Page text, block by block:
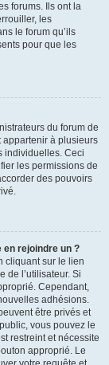
forums. Ils ont la
les
le forum qu’ils
pour que les
du forum de
à plusieurs
individuelles. Ceci
les permissions de
des pouvoirs
en rejoindre un ?
cliquant sur le lien
de l’utilisateur. Si
Cependant,
adhésions.
être privés et
vous pouvez le
restreint et nécessite
approprié. Le